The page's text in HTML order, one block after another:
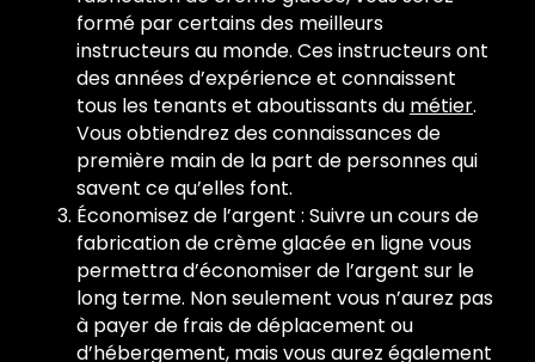
formé par certains des meilleurs
instructeurs au monde. Ces instructeurs ont
des années d’expérience et connaissent
tous les tenants et aboutissants du métier.
Vous obtiendrez des connaissances de
première main de la part de personnes qui
savent ce qu’elles font.
Économisez de l’argent : Suivre un cours de
fabrication de crème glacée en ligne vous
permettra d’économiser de l’argent sur le
long terme. Non seulement vous n’aurez pas
à payer de frais de déplacement ou
d’hébergement, mais vous aurez également